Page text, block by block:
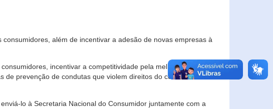
além de incentivar a adesão de novas empresas à
incentivar a competitividade pela melhoria da
prevenção de condutas que violem direitos do consumidor e
lo à Secretaria Nacional do Consumidor juntamente com a